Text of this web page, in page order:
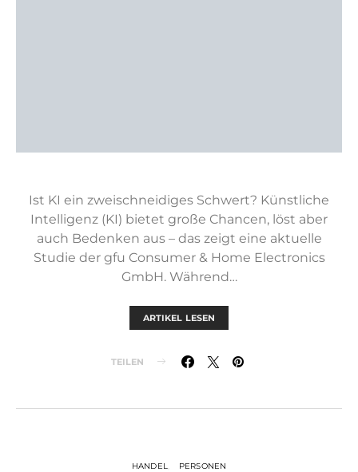
Ist KI ein zweischneidiges Schwert? Künstliche
Intelligenz (KI) bietet große Chancen, löst aber
auch Bedenken aus – das zeigt eine aktuelle
Studie der gfu Consumer & Home Electronics
GmbH. Während…
ARTIKEL LESEN
TEILEN
HANDEL PERSONEN